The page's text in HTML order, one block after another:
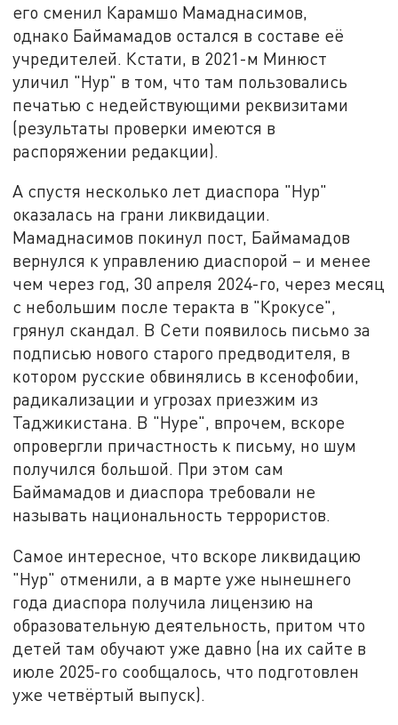
его сменил Карамшо Мамаднасимов,
однако Баймамадов остался в составе её
учредителей. Кстати, в 2021-м Минюст
уличил "Нур" в том, что там пользовались
печатью с недействующими реквизитами
(результаты проверки имеются в
распоряжении редакции).
А спустя несколько лет диаспора "Нур"
оказалась на грани ликвидации.
Мамаднасимов покинул пост, Баймамадов
вернулся к управлению диаспорой – и менее
чем через год, 30 апреля 2024-го, через месяц
с небольшим после теракта в "Крокусе",
грянул скандал. В Сети появилось письмо за
подписью нового старого предводителя, в
котором русские обвинялись в ксенофобии,
радикализации и угрозах приезжим из
Таджикистана. В "Нуре", впрочем, вскоре
опровергли причастность к письму, но шум
получился большой. При этом сам
Баймамадов и диаспора требовали не
называть национальность террористов.
Самое интересное, что вскоре ликвидацию
"Нур" отменили, а в марте уже нынешнего
года диаспора получила лицензию на
образовательную деятельность, притом что
детей там обучают уже давно (на их сайте в
июле 2025-го сообщалось, что подготовлен
уже четвёртый выпуск).